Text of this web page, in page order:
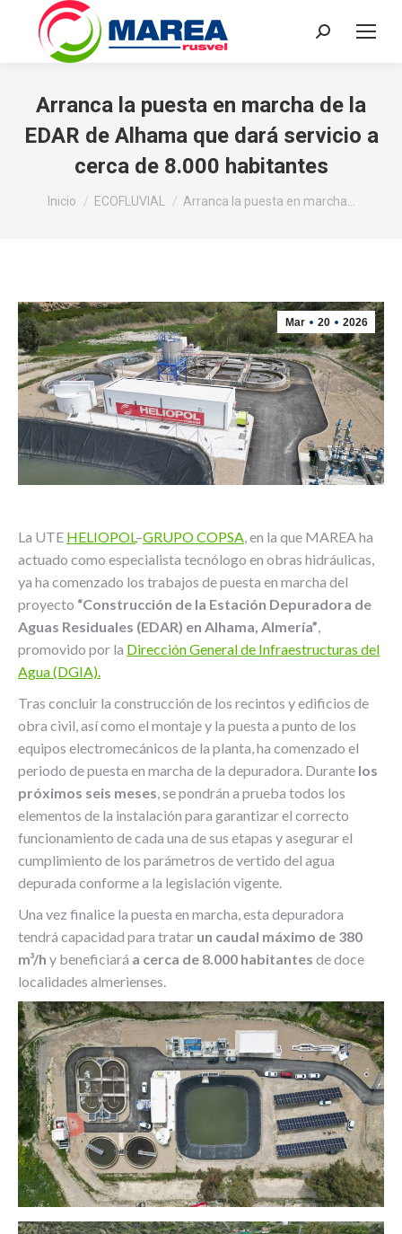
Buscar:
Arranca la puesta en marcha de la
EDAR de Alhama que dará servicio a
cerca de 8.000 habitantes
Estás aquí:
Inicio ECOFLUVIAL Arranca la puesta en marcha…
Mar 20 2026
La UTE HELIOPOL–GRUPO COPSA, en la que MAREA ha
actuado como especialista tecnólogo en obras hidráulicas,
ya ha comenzado los trabajos de puesta en marcha del
proyecto “Construcción de la Estación Depuradora de
Aguas Residuales (EDAR) en Alhama, Almería”,
promovido por la Dirección General de Infraestructuras del
Agua (DGIA).
Tras concluir la construcción de los recintos y edificios de
obra civil, así como el montaje y la puesta a punto de los
equipos electromecánicos de la planta, ha comenzado el
periodo de puesta en marcha de la depuradora. Durante los
próximos seis meses, se pondrán a prueba todos los
elementos de la instalación para garantizar el correcto
funcionamiento de cada una de sus etapas y asegurar el
cumplimiento de los parámetros de vertido del agua
depurada conforme a la legislación vigente.
Una vez finalice la puesta en marcha, esta depuradora
tendrá capacidad para tratar un caudal máximo de 380
m³/h y beneficiará a cerca de 8.000 habitantes de doce
localidades almerienses.